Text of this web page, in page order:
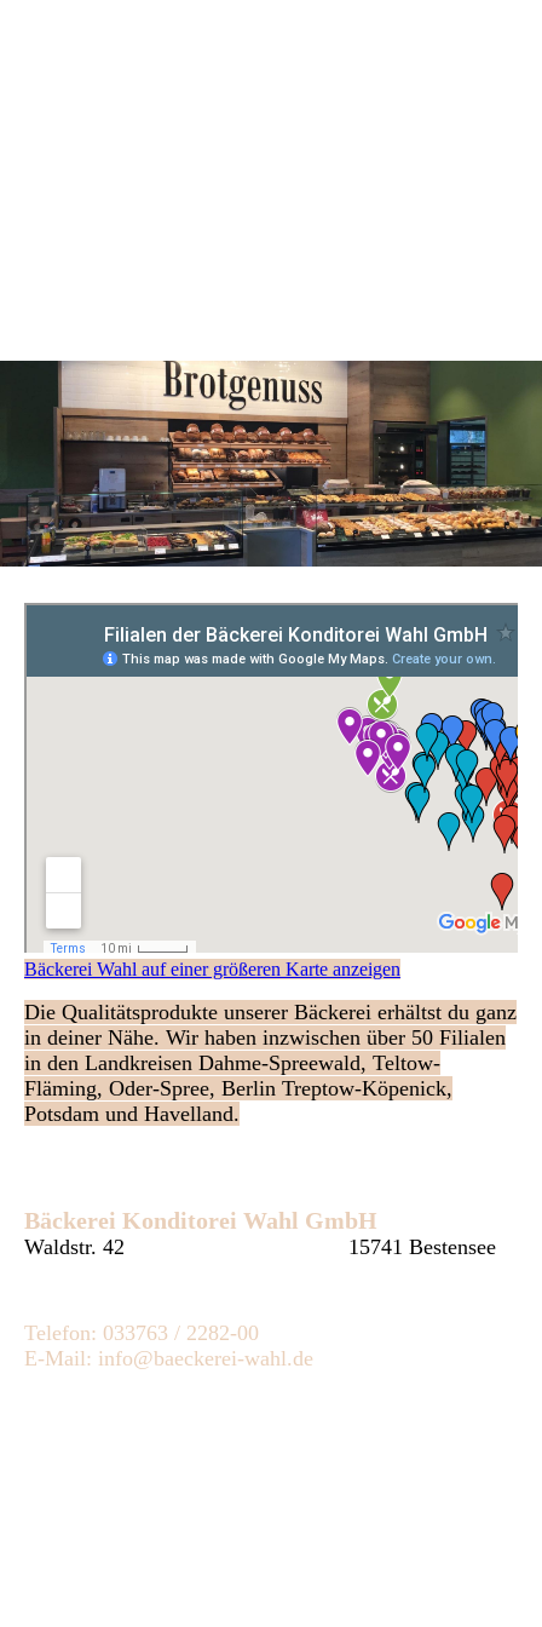
Bäckerei Wahl auf einer größeren Karte anzeigen
Die Qualitätsprodukte unserer Bäckerei erhältst du ganz
in deiner Nähe. Wir haben inzwischen über 50 Filialen
in den Landkreisen Dahme-Spreewald, Teltow-
Fläming, Oder-Spree, Berlin Treptow-Köpenick,
Potsdam und Havelland.
Bäckerei Konditorei Wahl GmbH
Waldstr. 42 15741 Bestensee
Telefon: 033763 / 2282-00
E-Mail: info@baeckerei-wahl.de